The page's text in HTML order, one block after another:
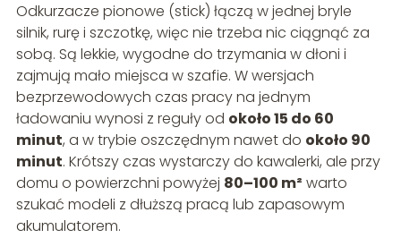
Odkurzacze pionowe (stick) łączą w jednej bryle
silnik, rurę i szczotkę, więc nie trzeba nic ciągnąć za
sobą. Są lekkie, wygodne do trzymania w dłoni i
zajmują mało miejsca w szafie. W wersjach
bezprzewodowych czas pracy na jednym
ładowaniu wynosi z reguły od około 15 do 60
minut, a w trybie oszczędnym nawet do około 90
minut. Krótszy czas wystarczy do kawalerki, ale przy
domu o powierzchni powyżej 80–100 m² warto
szukać modeli z dłuższą pracą lub zapasowym
akumulatorem.